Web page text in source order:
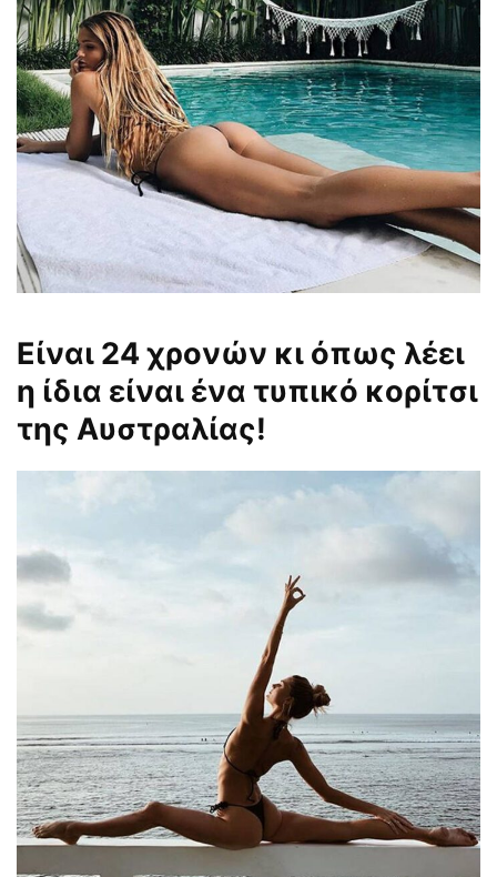
Είναι 24 χρονών κι όπως λέει
η ίδια είναι ένα τυπικό κορίτσι
της Αυστραλίας!